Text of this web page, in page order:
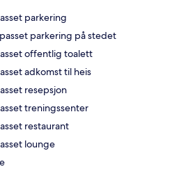
parkering
parkering på stedet
offentlig toalett
adkomst til heis
resepsjon
treningssenter
restaurant
lounge